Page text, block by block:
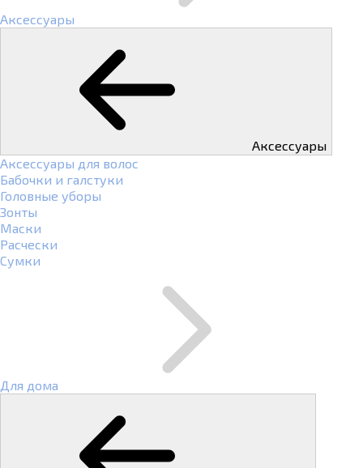
Аксессуары
Аксессуары
Аксессуары для волос
Бабочки и галстуки
Головные уборы
Зонты
Маски
Расчески
Сумки
Для дома